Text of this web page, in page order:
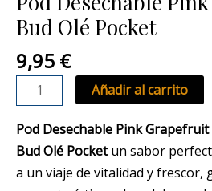
Bud Olé Pocket
9,95 €
Añadir al carrito
Pod Desechable Pink
Bud Olé Pocketun sabor
a un viaje de vitalidad y frescor,